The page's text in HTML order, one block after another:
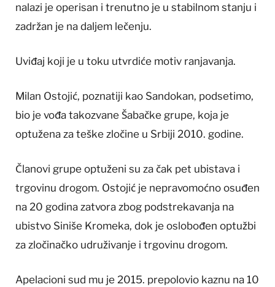
nalazi je operisan i trenutno je u stabilnom stanju i
zadržan je na daljem lečenju.
Uviđaj koji je u toku utvrdiće motiv ranjavanja.
Milan Ostojić, poznatiji kao Sandokan, podsetimo,
bio je vođa takozvane Šabačke grupe, koja je
optužena za teške zločine u Srbiji 2010. godine.
Članovi grupe optuženi su za čak pet ubistava i
trgovinu drogom. Ostojić je nepravomoćno osuđen
na 20 godina zatvora zbog podstrekavanja na
ubistvo Siniše Kromeka, dok je oslobođen optužbi
za zločinačko udruživanje i trgovinu drogom.
Apelacioni sud mu je 2015. prepolovio kaznu na 10